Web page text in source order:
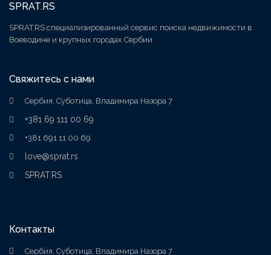
SPRAT.RS
SPRAT.RS специализированный сервис поиска недвижимости в
Воеводине и крупных городах Сербии
Свяжитесь с нами
Сербия, Суботица, Владимира Назора 7
+381 69 111 00 69
+381 691 11 00 69
love@sprat.rs
SPRAT.RS
Контакты
Сербия, Суботица, Владимира Назора 7